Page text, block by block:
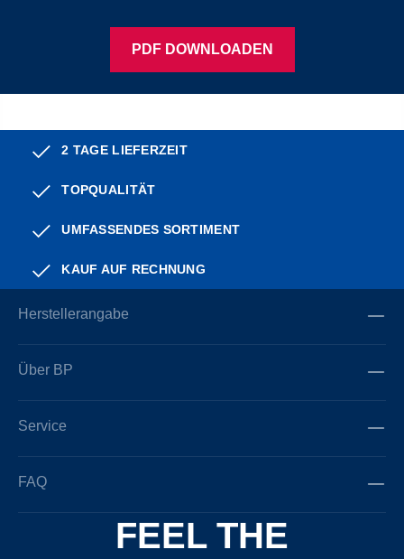
PDF DOWNLOADEN
2 TAGE LIEFERZEIT
TOPQUALITÄT
UMFASSENDES SORTIMENT
KAUF AUF RECHNUNG
Herstellerangabe
Über BP
Service
FAQ
FEEL THE